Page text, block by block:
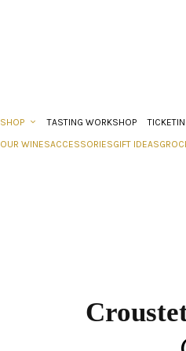
SHOP
OUR WINESACCESSORIESGIFT IDEAS
TASTING WORKSHOP